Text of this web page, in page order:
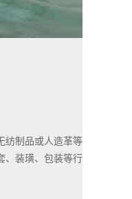
纺制品或人造革等
、装璜、包装等行